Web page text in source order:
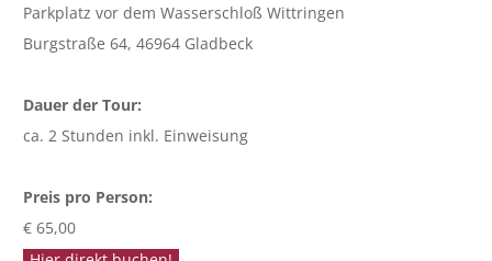
Parkplatz vor dem Wasserschloß Wittringen
Burgstraße 64, 46964 Gladbeck
Dauer der Tour:
ca. 2 Stunden inkl. Einweisung
Preis pro Person:
€ 65,00